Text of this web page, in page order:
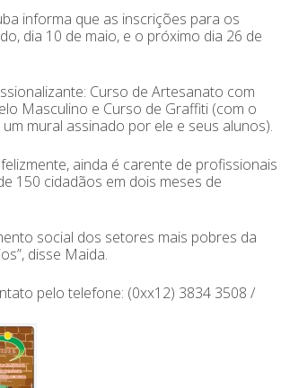
informa que as inscrições para os
dia 10 de maio, e o próximo dia 26 de
Curso de Artesanato com
Masculino e Curso de Graffiti (com o
mural assinado por ele e seus alunos).
ainda é carente de profissionais
150 cidadãos em dois meses de
social dos setores mais pobres da
disse Maida.
pelo telefone: (0xx12) 3834 3508 /